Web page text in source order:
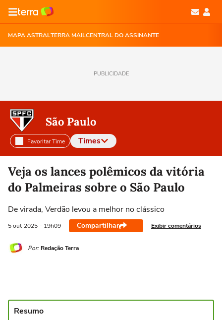
MAPA ASTRALTERRA MAILCENTRAL DO ASSINANTE
PUBLICIDADE
São Paulo
Favoritar Time Times
Selecione o time para ver as notícias
Veja os lances polêmicos da vitória
do Palmeiras sobre o São Paulo
De virada, Verdão levou a melhor no clássico
5 out 2025 - 19h09 Compartilhar Exibir comentários
Por: Redação Terra
Resumo